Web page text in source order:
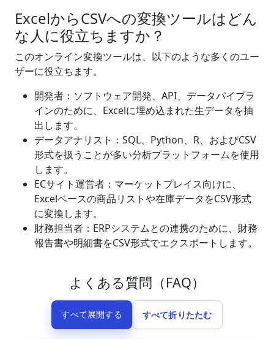
ExcelからCSVへの変換ツールはどん
な人に役立ちますか？
このオンライン変換ツールは、以下のような多くのユー
ザーに役立ちます。
開発者：ソフトウェア開発、API、データパイプラ
インのために、Excelに埋め込まれた生データを抽
出します。
データアナリスト：SQL、Python、R、およびCSV
形式を扱うことが多い分析プラットフォームを使用
します。
ECサイト運営者：マーケットプレイス向けに、
Excelベースの商品リストや在庫データをCSV形式
に変換します。
財務担当者：ERPシステムとの連携のために、財務
報告書や明細書をCSV形式でエクスポートします。
よくある質問（FAQ）
すべて展開する すべて折りたたむ